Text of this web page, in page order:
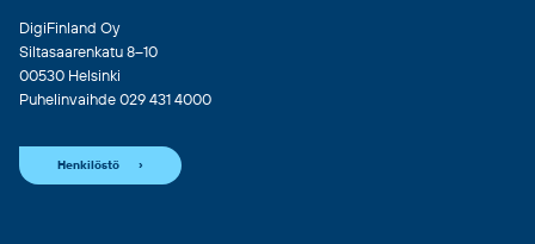
DigiFinland Oy
Siltasaarenkatu 8–10
00530 Helsinki
Puhelinvaihde 029 431 4000
Henkilöstö